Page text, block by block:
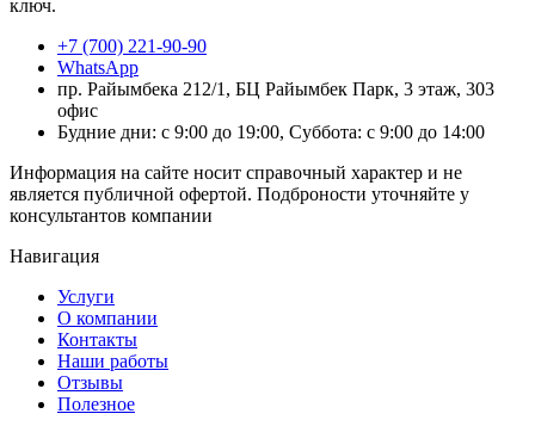
ключ.
+7 (700) 221-90-90
WhatsApp
пр. Райымбека 212/1, БЦ Райымбек Парк, 3 этаж, 303
офис
Будние дни: с 9:00 до 19:00, Суббота: с 9:00 до 14:00
Информация на сайте носит справочный характер и не
является публичной офертой. Подброности уточняйте у
консультантов компании
Навигация
Услуги
О компании
Контакты
Наши работы
Отзывы
Полезное